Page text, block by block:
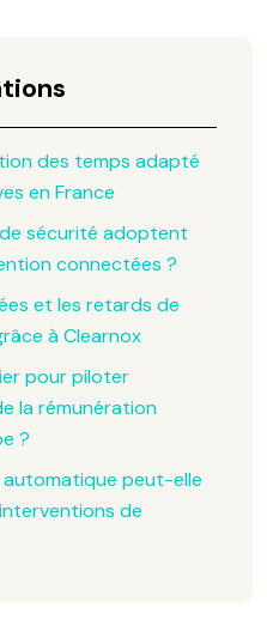
des temps adapté
en France
sécurité adoptent
connectées ?
et les retards de
à Clearnox
pour piloter
la rémunération
?
peut-elle
de